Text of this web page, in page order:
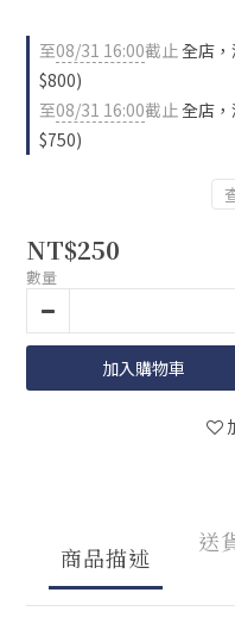
至08/31 16:00截止全店
$800)
至08/31 16:00截止全店
$750)
NT$250
數量
加入購物車
商品描述
送